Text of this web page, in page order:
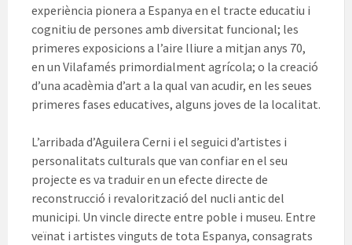
experiència pionera a Espanya en el tracte educatiu i
cognitiu de persones amb diversitat funcional; les
primeres exposicions a l’aire lliure a mitjan anys 70,
en un Vilafamés primordialment agrícola; o la creació
d’una acadèmia d’art a la qual van acudir, en les seues
primeres fases educatives, alguns joves de la localitat.
L’arribada d’Aguilera Cerni i el seguici d’artistes i
personalitats culturals que van confiar en el seu
projecte es va traduir en un efecte directe de
reconstrucció i revalorització del nucli antic del
municipi. Un vincle directe entre poble i museu. Entre
veïnat i artistes vinguts de tota Espanya, consagrats